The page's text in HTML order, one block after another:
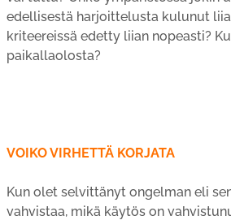
edellisestä harjoittelusta kulunut
kriteereissä edetty liian nopeasti?
paikallaolosta?
VOIKO VIRHETTÄ KORJATA
Kun olet selvittänyt ongelman eli
vahvistaa, mikä käytös on